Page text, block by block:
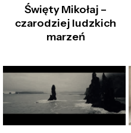
Święty Mikołaj –
czarodziej ludzkich
marzeń